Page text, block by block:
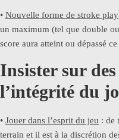
• Nouvelle forme de stroke play
un maximum (tel que double
score aura atteint ou dépassé
Insister sur
l’intégrité du
• Jouer dans l’esprit du jeu : de
terrain et il est à la discrétion